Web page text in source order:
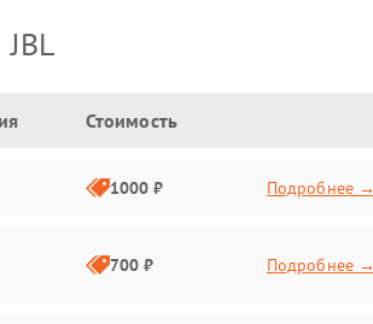
Стоимость
1000 ₽ Подробнее →
700 ₽ Подробнее →